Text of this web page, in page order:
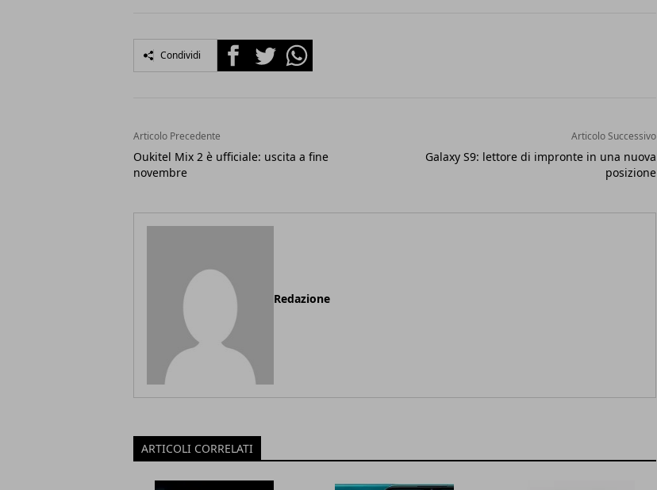
Condividi FacebookTwitterWhatsapp
Articolo Precedente
Oukitel Mix 2 è ufficiale: uscita a fine
novembre
Articolo Successivo
Galaxy S9: lettore di impronte in una nuova
posizione
Redazione
ARTICOLI CORRELATI